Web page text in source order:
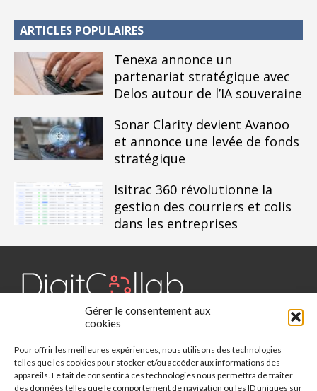
Gérer le consentement aux
cookies
Pour offrir les meilleures expériences, nous utilisons des technologies
telles que les cookies pour stocker et/ou accéder aux informations des
appareils. Le fait de consentir à ces technologies nous permettra de traiter
des données telles que le comportement de navigation ou les ID uniques sur
ARTICLES POPULAIRES
Tenexa annonce un
partenariat stratégique avec
Delos autour de l’IA souveraine
Sonar Clarity devient Avanoo
et annonce une levée de fonds
stratégique
Isitrac 360 révolutionne la
gestion des courriers et colis
dans les entreprises
Digit Collab est un média dédié aux outils collaboratifs, retrouvez
des études, des évènements, des livres blancs et les nominations
du secteur. Retrouvez toutes les informations sur les innovations
des outils collaboratifs.